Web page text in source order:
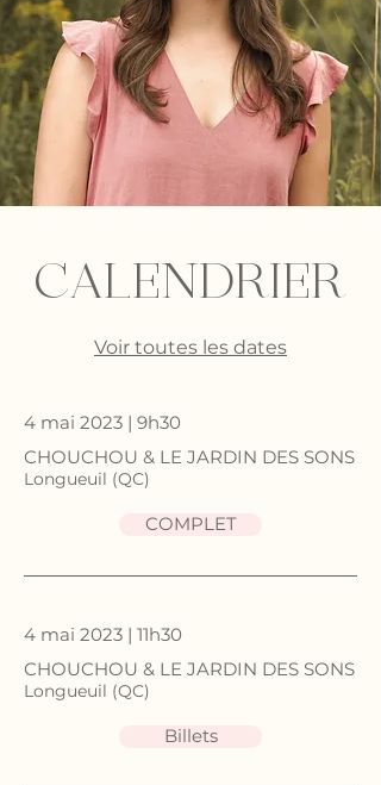
CALENDRIER
Voir toutes les dates
4 mai 2023 | 9h30
CHOUCHOU & LE JARDIN DES SONS
Longueuil (QC)
COMPLET
4 mai 2023 | 11h30
CHOUCHOU & LE JARDIN DES SONS
Longueuil (QC)
Billets